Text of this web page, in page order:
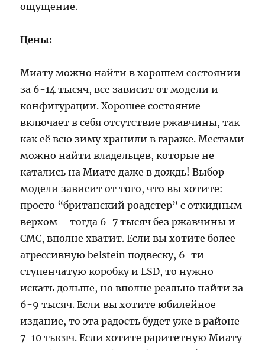
ощущение.
Цены:
Миату можно найти в хорошем состоянии
за 6-14 тысяч, все зависит от модели и
конфигурации. Хорошее состояние
включает в себя отсутствие ржавчины, так
как её всю зиму хранили в гараже. Местами
можно найти владельцев, которые не
катались на Миате даже в дождь! Выбор
модели зависит от того, что вы хотите:
просто “британский роадстер” с откидным
верхом – тогда 6-7 тысяч без ржавчины и
СМС, вполне хватит. Если вы хотите более
агрессивную belstein подвеску, 6-ти
ступенчатую коробку и LSD, то нужно
искать дольше, но вполне реально найти за
6-9 тысяч. Если вы хотите юбилейное
издание, то эта радость будет уже в районе
7-10 тысяч. Если хотите раритетную Миату